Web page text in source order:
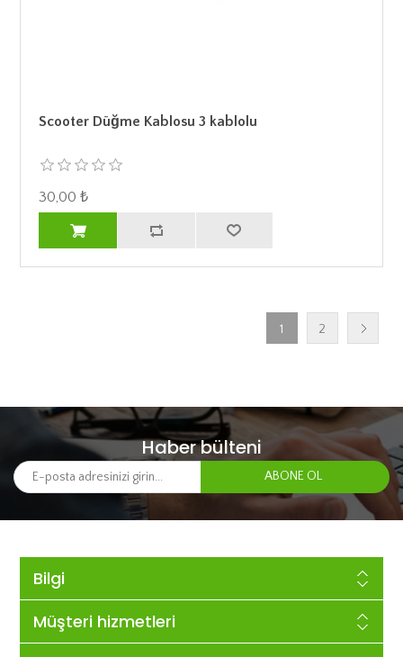
Scooter Düğme Kablosu 3 kablolu
30,00 ₺
1 2
Haber bülteni
Bilgi
Müşteri hizmetleri